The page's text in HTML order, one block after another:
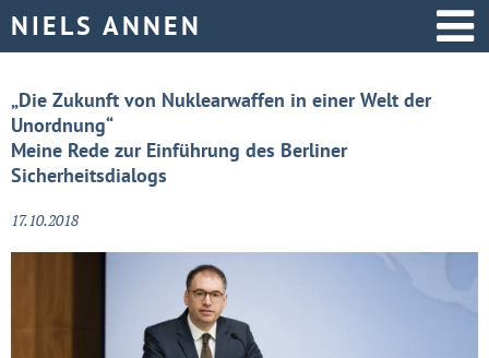
Aktive Politik
„Die Zukunft von Nuklearwaffen in einer Welt der
Unordnung“
Meine Rede zur Einführung des Berliner
Sicherheitsdialogs
17.10.2018